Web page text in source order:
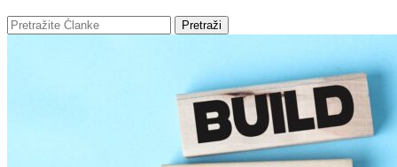
Pretraži